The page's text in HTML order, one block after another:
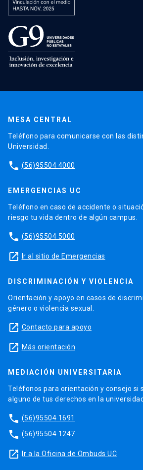
MESA CENTRAL
Teléfono para comunicarse con las
Universidad.
phone (56)95504 4000
EMERGENCIAS UC
Teléfono en caso de accidente o
riesgo tu vida dentro de algún campus.
phone (56)95504 5000
launch Ir al sitio de Emergencias
DISCRIMINACIÓN Y VIOLENCIA
Orientación y apoyo en casos de
género o violencia sexual.
launch Contacto para apoyo
launch Más orientación
MEDIACIÓN UNIVERSITARIA
Teléfonos para orientación y consejo si
alguno de tus derechos en la
phone (56)95504 1691
phone (56)95504 1247
launch Ir a la Oficina de Ombuds UC